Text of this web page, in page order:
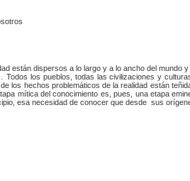
están dispersos a lo largo y a lo ancho del mundo
los pueblos, todas las civilizaciones y
los hechos problemáticos de la realidad están
mítica del conocimiento es, pues, una etapa
esa necesidad de conocer que desde sus